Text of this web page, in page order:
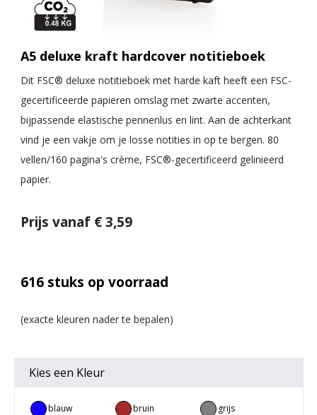
A5 deluxe kraft hardcover notitieboek
Dit FSC® deluxe notitieboek met harde kaft heeft een FSC-
gecertificeerde papieren omslag met zwarte accenten,
bijpassende elastische pennenlus en lint. Aan de achterkant
vind je een vakje om je losse notities in op te bergen. 80
vellen/160 pagina's crème, FSC®-gecertificeerd gelinieerd
papier.
Prijs vanaf € 3,59
616 stuks op voorraad
Kies een Kleur
blauw bruin
grijs